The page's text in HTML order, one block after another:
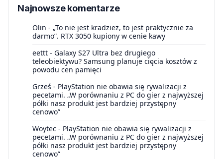
Najnowsze komentarze
Olin - „To nie jest kradzież, to jest praktycznie za
darmo”. RTX 3050 kupiony w cenie kawy
eettt - Galaxy S27 Ultra bez drugiego
teleobiektywu? Samsung planuje cięcia kosztów z
powodu cen pamięci
Grześ - PlayStation nie obawia się rywalizacji z
pecetami. „W porównaniu z PC do gier z najwyższej
półki nasz produkt jest bardziej przystępny
cenowo”
Woytec - PlayStation nie obawia się rywalizacji z
pecetami. „W porównaniu z PC do gier z najwyższej
półki nasz produkt jest bardziej przystępny
cenowo”